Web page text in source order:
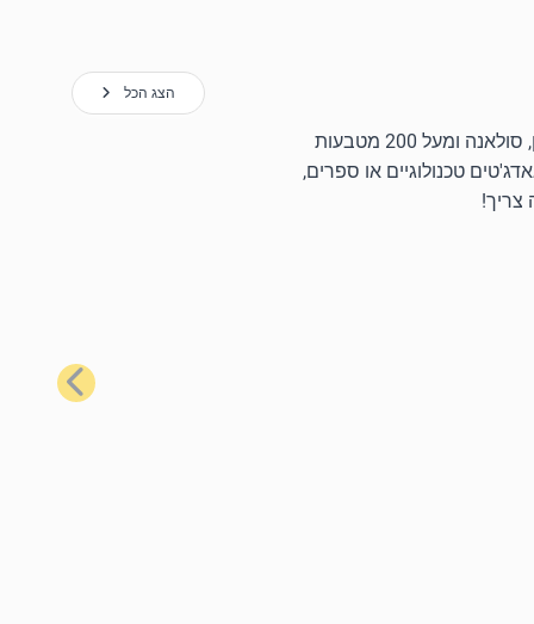
באמצעות כרטיסי המתנה הפופולריים ביותר שלנו, תוכל לרכוש מגוון רחב של מוצרים יומיומיים באמצעות ביטקוין, את'ריום, לייטקוין, סולאנה ומעל 200 מטבעות
טכנולוגיים או ספרים,
צריך!
הצג הכל
הבא